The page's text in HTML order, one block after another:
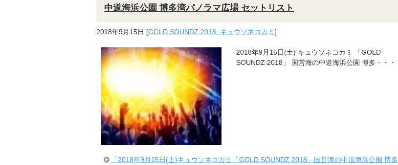
中道海浜公園 博多湾パノラマ広場 セットリスト
2018年9月15日 [GOLD SOUNDZ 2018 キュウソネコカミ ]
2018年9月15日(土) キュウソネコカミ 「GOLD
SOUNDZ 2018」 国営海の中道海浜公園 博多・・・
「2018年9月15日(土)キュウソネコカミ「GOLD SOUNDZ 2018」国営海の中道海浜公園 博多